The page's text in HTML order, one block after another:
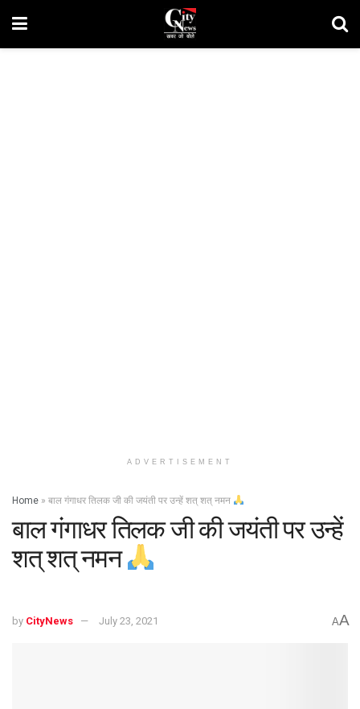
ADVERTISEMENT
Home » बाल गंगाधर तिलक जी की जयंती पर उन्हें शत् शत् नमन
बाल गंगाधर तिलक जी की जयंती पर उन्हें
शत् शत् नमन
by CityNews July 23, 2021 AA